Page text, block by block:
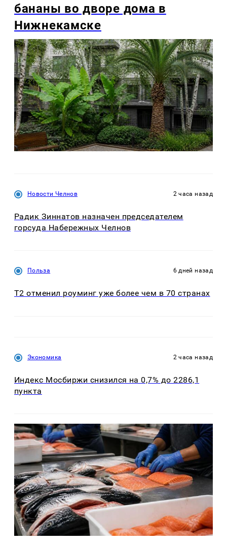
бананы во дворе дома в
Нижнекамске
Новости Челнов 2 часа назад
Радик Зиннатов назначен председателем
горсуда Набережных Челнов
Польза 6 дней назад
Т2 отменил роуминг уже более чем в 70 странах
Экономика 2 часа назад
Индекс Мосбиржи снизился на 0,7% до 2286,1
пункта